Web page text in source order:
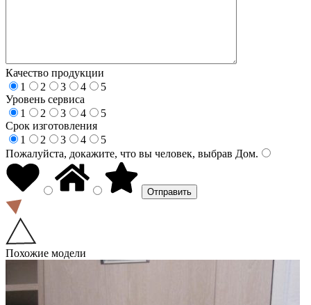
Качество продукции
1
2 3 4
5
Уровень сервиса
1
2 3 4
5
Срок изготовления
1
2 3 4
5
Пожалуйста, докажите, что вы человек, выбрав Дом.
Похожие модели